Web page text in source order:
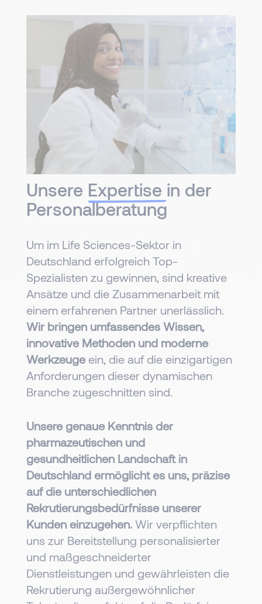
Unsere Expertise in der
Personalberatung
Um im Life Sciences-Sektor in
Deutschland erfolgreich Top-
Spezialisten zu gewinnen, sind kreative
Ansätze und die Zusammenarbeit mit
einem erfahrenen Partner unerlässlich.
Wir bringen umfassendes Wissen,
innovative Methoden und moderne
Werkzeugeein, die auf die einzigartigen
Anforderungen dieser dynamischen
Branche zugeschnitten sind.
Unsere genaue Kenntnis der
pharmazeutischen und
gesundheitlichen Landschaft in
Deutschland ermöglicht es uns, präzise
auf die unterschiedlichen
Rekrutierungsbedürfnisse unserer
Kunden einzugehen. Wir verpflichten
uns zur Bereitstellung personalisierter
und maßgeschneiderter
Dienstleistungen und gewährleisten die
Rekrutierung außergewöhnlicher